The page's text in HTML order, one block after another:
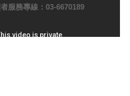
服務專線：03-6670189